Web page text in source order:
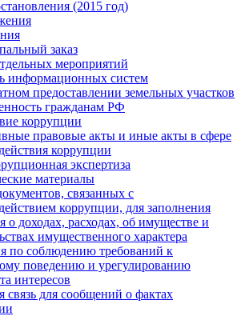
(2015 год)
заказ
мероприятий
информационных систем
предоставлении земельных участков
гражданам РФ
коррупции
правовые акты и иные акты в сфере
коррупции
экспертиза
материалы
связанных с
коррупции, для заполнения
о доходах, расходах, об имуществе и
имущественного характера
по соблюдению требований к
поведению и урегулированию
интересов
связь для сообщений о фактах